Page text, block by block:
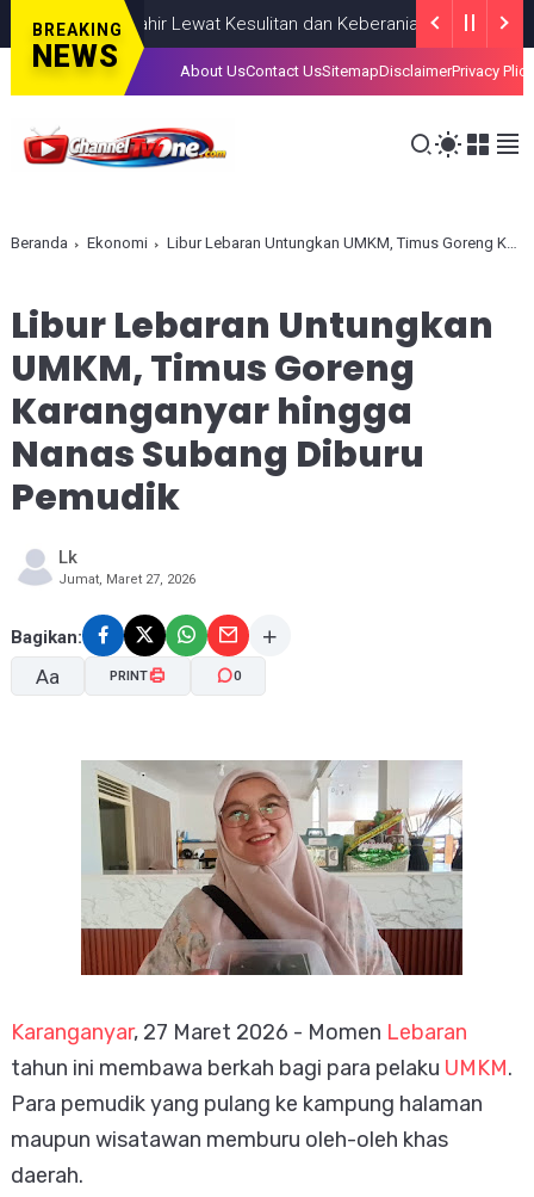
BREAKING
NEWS
Lahir Lewat Kesulitan dan Keberanian NASIONAL
About UsContact UsSitemapDisclaimerPrivacy Plice
Beranda Ekonomi Libur Lebaran Untungkan UMKM, Timus Goreng Karanganyar hingga Nanas Subang Diburu Pemudik
Libur Lebaran Untungkan
UMKM, Timus Goreng
Karanganyar hingga
Nanas Subang Diburu
Pemudik
Lk
Jumat, Maret 27, 2026
Bagikan:
Aa
A- A+
PRINT 0
Karanganyar, 27 Maret 2026 - Momen Lebaran
tahun ini membawa berkah bagi para pelaku UMKM.
Para pemudik yang pulang ke kampung halaman
maupun wisatawan memburu oleh-oleh khas
daerah.